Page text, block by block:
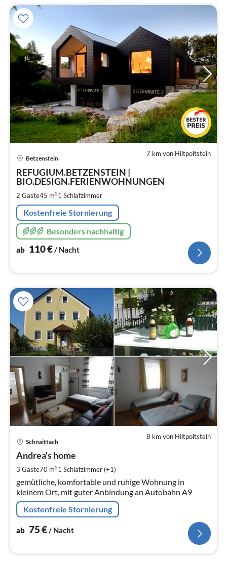
7 km von Hiltpoltstein
Betzenstein
REFUGIUM.BETZENSTEIN |
BIO.DESIGN.FERIENWOHNUNGEN
2 Gäste45 m21 Schlafzimmer
Kostenfreie Stornierung
Besonders nachhaltig
ab 110€/ Nacht
8 km von Hiltpoltstein
Schnaittach
Andrea's home
3 Gäste70 m21 Schlafzimmer (+1)
gemütliche, komfortable und ruhige Wohnung in
kleinem Ort, mit guter Anbindung an Autobahn A9
Kostenfreie Stornierung
ab 75€/ Nacht